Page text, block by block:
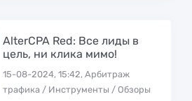
AlterCPA Red: Все лиды в
цель, ни клика мимо!
15-08-2024, 15:42, Арбитраж
трафика / Инструменты / Обзоры